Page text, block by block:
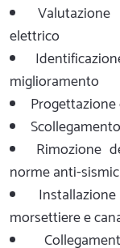
elettrico
miglioramento
Rimozione
norme anti-
morsettiere e